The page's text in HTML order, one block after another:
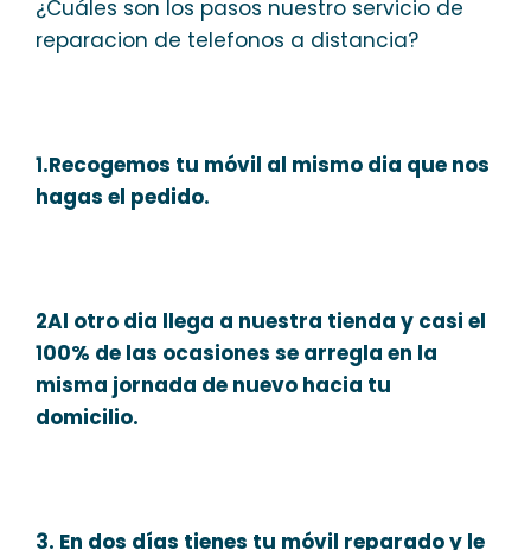
¿Cuáles son los pasos nuestro servicio de
reparacion de telefonos a distancia?
1.Recogemos tu móvil al mismo dia que nos
hagas el pedido.
2Al otro dia llega a nuestra tienda y casi el
100% de las ocasiones se arregla en la
misma jornada de nuevo hacia tu
domicilio.
3. En dos días tienes tu móvil reparado y le